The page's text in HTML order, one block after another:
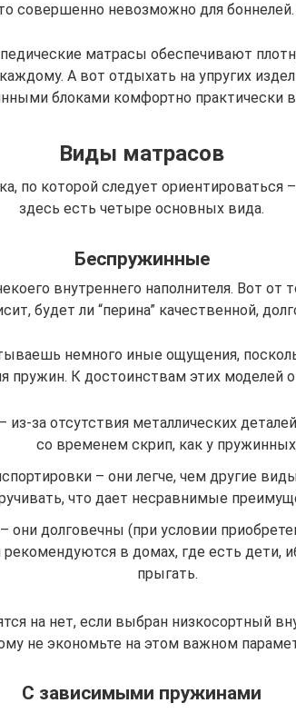
совершенно невозможно для боннелей.
матрасы обеспечивают
А вот отдыхать на упругих
блоками комфортно практически
Виды матрасов
по которой следует ориентироваться
здесь есть четыре основных вида.
Беспружинные
внутреннего наполнителя. Вот от
будет ли “перина” качественной,
немного иные ощущения,
пружин. К достоинствам этих моделей
за отсутствия металлических
со временем скрип, как у
– они легче, чем другие
что дает несравнимые
они долговечны (при условии
рекомендуются в домах, где есть дети,
прыгать.
на нет, если выбран низкосортный
не экономьте на этом важном
С зависимыми пружинами